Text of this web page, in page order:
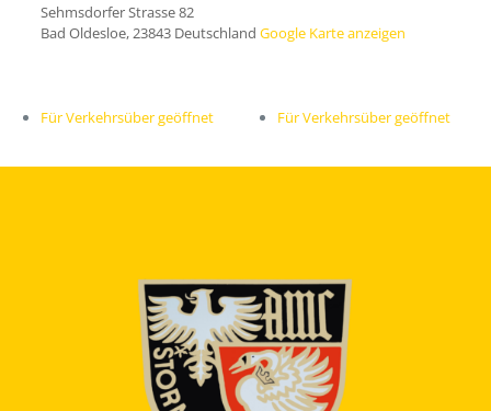
Sehmsdorfer Strasse 82
Bad Oldesloe,23843 Deutschland Google Karte anzeigen
Für Verkehrsüber geöffnet Für Verkehrsüber geöffnet